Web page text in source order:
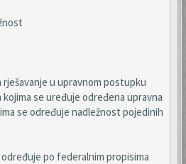
u upravnom postupku
se uređuje određena upravna
se određuje nadležnost pojedinih
po federalnim propisima